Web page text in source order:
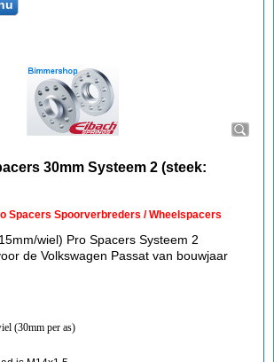
30mm Systeem 2 (steek:
Spacers Spoorverbreders / Wheelspacers
wiel) Pro Spacers Systeem 2
de Volkswagen Passat van bouwjaar
(30mm per as)